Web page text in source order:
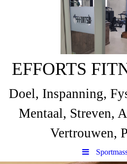
EFFORTS
Doel, Inspanning,
Mentaal, Streven,
Vertrouwen,